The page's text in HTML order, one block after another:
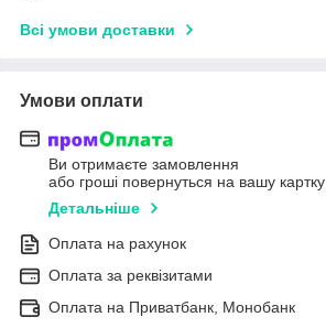
Всі умови доставки
Умови оплати
Ви отримаєте замовлення
або гроші повернуться на вашу картку
Детальніше
Оплата на рахунок
Оплата за реквізитами
Оплата на Приватбанк, Монобанк